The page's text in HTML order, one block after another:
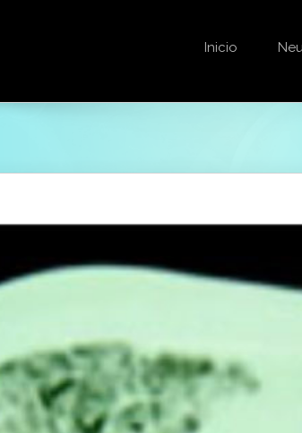
Inicio